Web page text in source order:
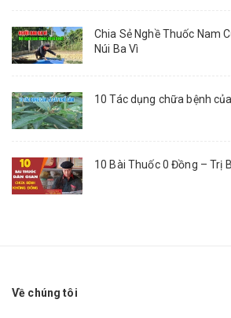
Chia Sẻ Nghề Thuốc Nam
Núi Ba Vì
10 Tác dụng chữa bệnh
10 Bài Thuốc 0 Đồng – Trị
Về chúng tôi